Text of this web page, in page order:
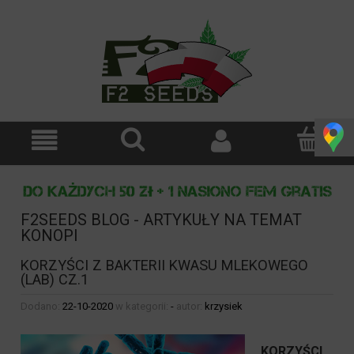
F2SEEDS BLOG - ARTYKUŁY NA TEMAT
KONOPI
KORZYŚCI Z BAKTERII KWASU MLEKOWEGO
(LAB) CZ.1
Dodano: 22-10-2020 w kategorii: - autor: krzysiek